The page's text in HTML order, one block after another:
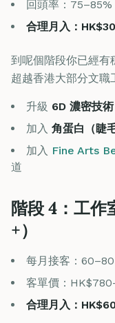
回頭率：75–85%
合理月入：
到呢個階段你已經有
超越香港大部分文職
升級 6D 濃密技術
加入 角蛋白（睫
加入 Fine Arts
道
階段 4：工
+）
每月接客：
客單價：
合理月入：